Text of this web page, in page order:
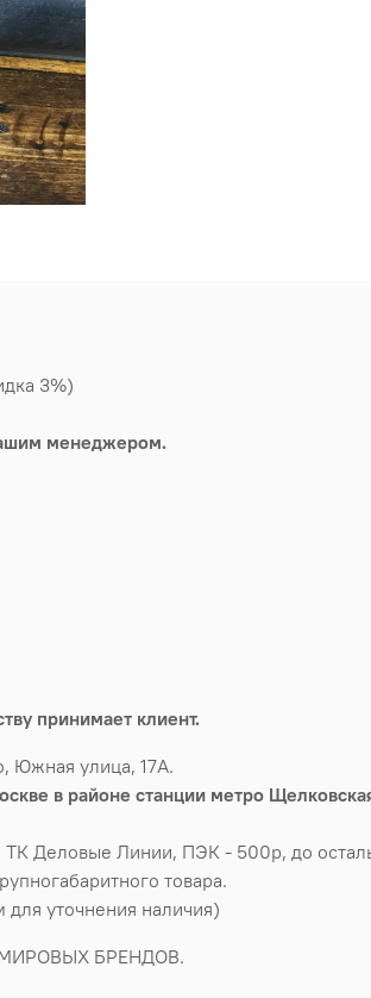
3%)
менеджером.
принимает клиент.
Южная улица, 17А.
в районе станции метро
Деловые Линии, ПЭК - 500р, до
товара.
уточнения наличия)
БРЕНДОВ.